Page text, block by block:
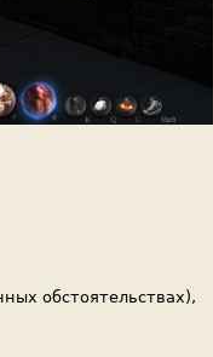
обстоятельствах),